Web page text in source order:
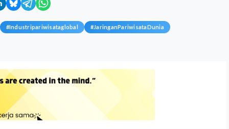
#Industripariwisataglobal #JaringanPariwisataDunia